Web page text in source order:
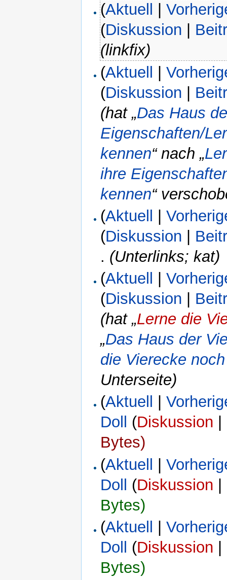
(Aktuell |
(Diskussion
(linkfix)
(Aktuell |
(Diskussion |
(hat „Das Haus
Eigenschaften/
kennen“ nach „
ihre
kennen“
(Aktuell |
(Diskussion
. (Unterlinks; kat)
(Aktuell |
(Diskussion
(hat „Lerne die
„Das Haus der
die Vierecke
Unterseite)
(Aktuell |
Doll
(Diskussion
Bytes)
(Aktuell |
Doll (Diskussion |
Bytes)
(Aktuell |
Doll
(Diskussion
Bytes)